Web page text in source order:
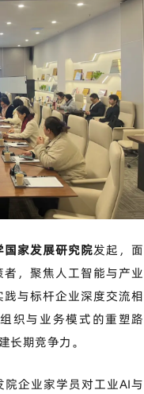
国家发展研究院发起，面
，聚焦人工智能与产业
与标杆企业深度交流相
织与业务模式的重塑路
长期竞争力。
企业家学员对工业AI与